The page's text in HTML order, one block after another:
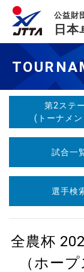
公益財
日
第2ステ
(トーナメ
試合一
選手検
全農杯
（ホー